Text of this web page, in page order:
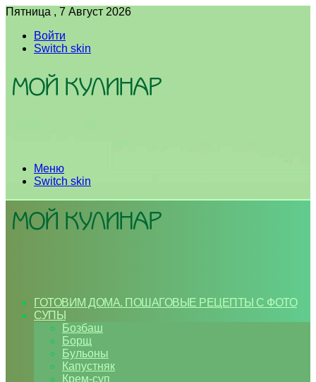
Пятница , 7 Август 2026
Войти
Switch skin
Меню
Switch skin
ГОТОВИМ ДОМА. ПОШАГОВЫЕ РЕЦЕПТЫ С ФОТО
СУПЫ
Бозбаш
Борщ
Бульоны
Капустняк
Крем-суп